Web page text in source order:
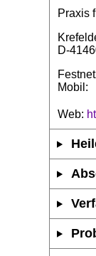
Praxis
D-
Mobil:
Web: